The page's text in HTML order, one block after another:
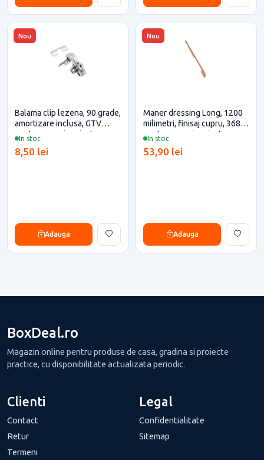
Nou
In stoc
Balama clip lezena, 90 grade,
amortizare inclusa, GTV
pentru casa si proiecte
8,50 lei
Adauga
Nou
In stoc
Maner dressing Long, 1200
milimetri, finisaj cupru, 368x3
pentru casa si proiecte
53,90 lei
Adauga
BoxDeal.ro
Magazin online pentru produse de casa, gradina si proiecte
practice, cu disponibilitate actualizata periodic.
Clienti
Contact
Retur
Termeni
Legal
Confidentialitate
Sitemap